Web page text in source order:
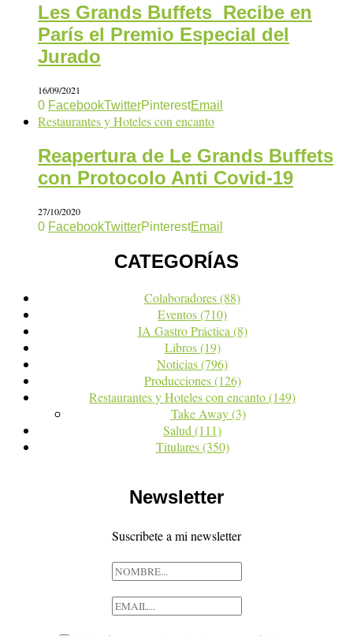
Les Grands Buffets Recibe en
París el Premio Especial del
Jurado
16/09/2021
0 FacebookTwitterPinterestEmail
Restaurantes y Hoteles con encanto
Reapertura de Le Grands Buffets
con Protocolo Anti Covid-19
27/10/2020
0 FacebookTwitterPinterestEmail
CATEGORÍAS
Colaboradores(88)
Eventos(710)
IA Gastro Práctica (8)
Libros(19)
Noticias(796)
Producciones(126)
Restaurantes y Hoteles con encanto(149)
Take Away(3)
Salud (111)
Titulares(350)
Newsletter
Suscribete a mi newsletter